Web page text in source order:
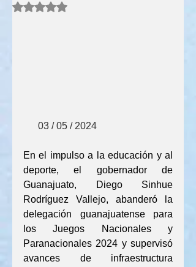
Obtuvo NaN de 5 estrellas.
      03 / 05 / 2024
En el impulso a la educación y al
deporte, el gobernador de
Guanajuato, Diego Sinhue
Rodríguez Vallejo, abanderó la
delegación guanajuatense para
los Juegos Nacionales y
Paranacionales 2024 y supervisó
avances de infraestructura